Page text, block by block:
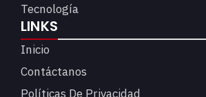
Tecnología
LINKS
Inicio
Contáctanos
Políticas De Privacidad